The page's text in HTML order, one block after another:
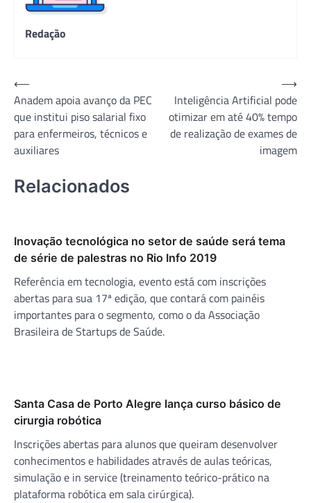
Redação
Navegação
de
Post
⟵
Anadem apoia avanço da PEC
que institui piso salarial fixo
para enfermeiros, técnicos e
auxiliares
Inteligência Artificial pode
otimizar em até 40% tempo
de realização de exames de
imagem
⟶
Relacionados
Inovação tecnológica no setor de saúde será tema
de série de palestras no Rio Info 2019
Referência em tecnologia, evento está com inscrições
abertas para sua 17ª edição, que contará com painéis
importantes para o segmento, como o da Associação
Brasileira de Startups de Saúde.
Santa Casa de Porto Alegre lança curso básico de
cirurgia robótica
Inscrições abertas para alunos que queiram desenvolver
conhecimentos e habilidades através de aulas teóricas,
simulação e in service (treinamento teórico-prático na
plataforma robótica em sala cirúrgica).